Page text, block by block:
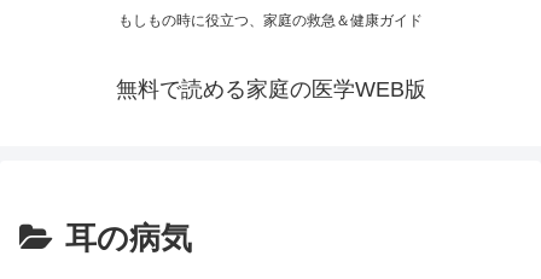
もしもの時に役立つ、家庭の救急＆健康ガイド
無料で読める家庭の医学WEB版
耳の病気